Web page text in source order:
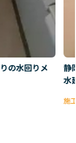
の水回りメ
静
水
施